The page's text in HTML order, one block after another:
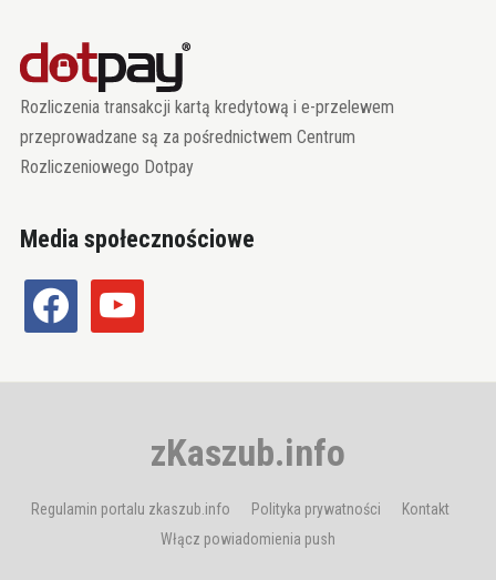
Rozliczenia transakcji kartą kredytową i e-przelewem
przeprowadzane są za pośrednictwem Centrum
Rozliczeniowego Dotpay
Media społecznościowe
facebook youtube
zKaszub.info
Regulamin portalu zkaszub.info Polityka prywatności
Kontakt
Włącz powiadomienia push